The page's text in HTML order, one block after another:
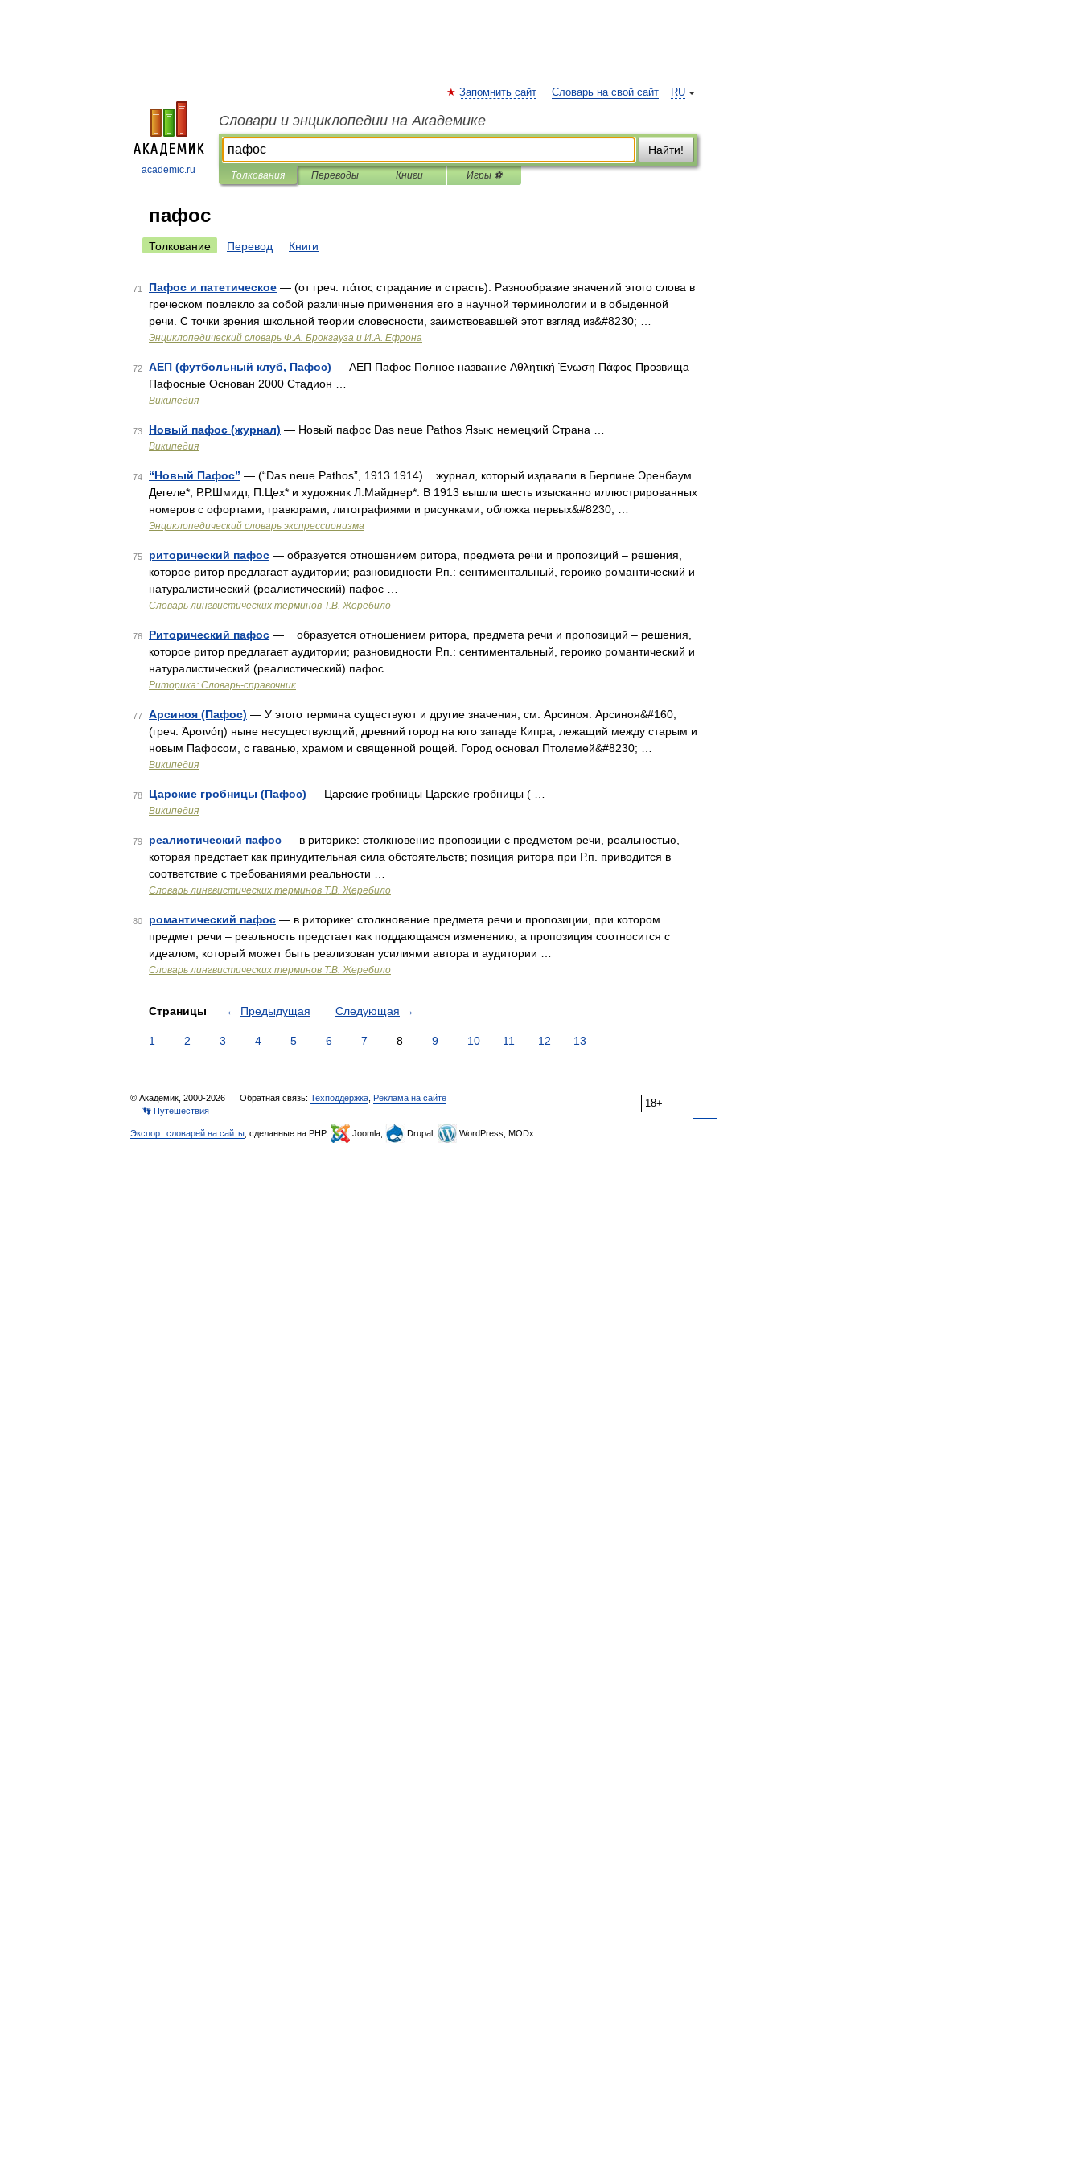
academic.ru
RU
Запомнить сайт Словарь на свой сайт
Словари и энциклопедии на Академике
Найти!
Толкования Переводы Книги Игры ⚽
пафос
Толкование Перевод Книги
71 Пафос и патетическое — (от греч. πάτος страдание и страсть). Разнообразие значений этого слова в
греческом повлекло за собой различные применения его в научной терминологии и в обыденной
речи. С точки зрения школьной теории словесности, заимствовавшей этот взгляд из&#8230; …
Энциклопедический словарь Ф.А. Брокгауза и И.А. Ефрона
72 АЕП (футбольный клуб, Пафос) — АЕП Пафос Полное название Αθλητική Ένωση Πάφος Прозвища
Пафосные Основан 2000 Стадион …
Википедия
73 Новый пафос (журнал) — Новый пафос Das neue Pathos Язык: немецкий Страна …
Википедия
74 “Новый Пафос” — (“Das neue Pathos”, 1913 1914) журнал, который издавали в Берлине Эренбаум
Дегеле*, Р.Р.Шмидт, П.Цех* и художник Л.Майднер*. В 1913 вышли шесть изысканно иллюстрированных
номеров с офортами, гравюрами, литографиями и рисунками; обложка первых&#8230; …
Энциклопедический словарь экспрессионизма
75 риторический пафос — образуется отношением ритора, предмета речи и пропозиций – решения,
которое ритор предлагает аудитории; разновидности Р.п.: сентиментальный, героико романтический и
натуралистический (реалистический) пафос …
Словарь лингвистических терминов Т.В. Жеребило
76 Риторический пафос — образуется отношением ритора, предмета речи и пропозиций – решения,
которое ритор предлагает аудитории; разновидности Р.п.: сентиментальный, героико романтический и
натуралистический (реалистический) пафос …
Риторика: Словарь-справочник
77 Арсиноя (Пафос) — У этого термина существуют и другие значения, см. Арсиноя. Арсиноя&#160;
(греч. Ἀρσινόη) ныне несуществующий, древний город на юго западе Кипра, лежащий между старым и
новым Пафосом, с гаванью, храмом и священной рощей. Город основал Птолемей&#8230; …
Википедия
78 Царские гробницы (Пафос) — Царские гробницы Царские гробницы ( …
Википедия
79 реалистический пафос — в риторике: столкновение пропозиции с предметом речи, реальностью,
которая предстает как принудительная сила обстоятельств; позиция ритора при Р.п. приводится в
соответствие с требованиями реальности …
Словарь лингвистических терминов Т.В. Жеребило
80 романтический пафос — в риторике: столкновение предмета речи и пропозиции, при котором
предмет речи – реальность предстает как поддающаяся изменению, а пропозиция соотносится с
идеалом, который может быть реализован усилиями автора и аудитории …
Словарь лингвистических терминов Т.В. Жеребило
Страницы ← Предыдущая Следующая →
1 2 3 4 5 6 7 8 9 10 11 12 13
18+
© Академик, 2000-2026 Обратная связь: Техподдержка Реклама на сайте
👣 Путешествия
Экспорт словарей на сайты , сделанные на PHP, Joomla, Drupal, WordPress, MODx.